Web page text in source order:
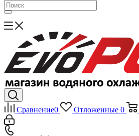
Сравнение0 Отложенные 0